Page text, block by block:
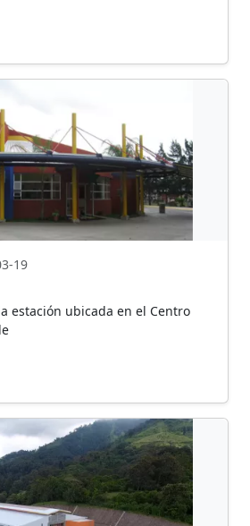
19
estación ubicada en el Centro